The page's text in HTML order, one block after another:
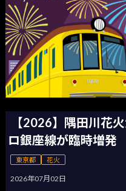
【2026】隅田川花
ロ銀座線が臨時増発
東京都 花火
2026年07月02日